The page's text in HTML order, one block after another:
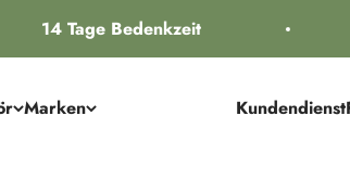
14 Tage Bedenkzeit
Marken Kundendienst